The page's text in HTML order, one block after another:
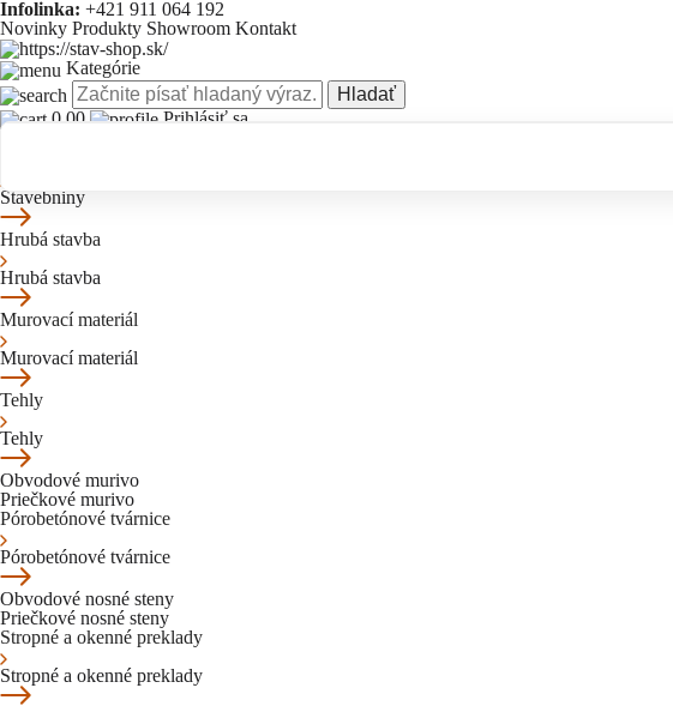
Infolinka: +421 911 064 192
Novinky Produkty Showroom Kontakt
Kategórie
Hladať
0.00
Prihlásiť sa
Stavebniny
Hrubá stavba
Hrubá stavba
Murovací materiál
Murovací materiál
Tehly
Tehly
Obvodové murivo
Priečkové murivo
Pórobetónové tvárnice
Pórobetónové tvárnice
Obvodové nosné steny
Priečkové nosné steny
Stropné a okenné preklady
Stropné a okenné preklady